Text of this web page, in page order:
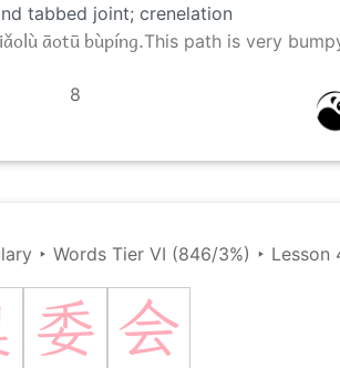
tabbed joint; crenelation
āotū bùpíng.This path is very
8
‣ Words Tier VI (846/3%) ‣ Lesson
委 会